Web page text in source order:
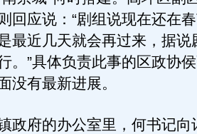
回应说：“剧组说现在还在
最近几天就会再过来，据说
。”具体负责此事的区政协
没有最新进展。
府的办公室里，何书记向